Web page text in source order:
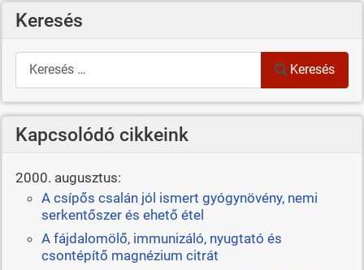
Keresés
Keresés
Keresés
Kapcsolódó cikkeink
2000. augusztus:
A csípős csalán jól ismert gyógynövény, nemi
serkentőszer és ehető étel
A fájdalomölő, immunizáló, nyugtató és
csontépítő magnézium citrát